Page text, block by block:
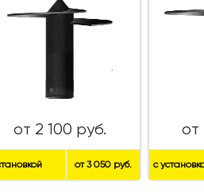
от 2 100 руб.
от 3 050 руб.
от
с